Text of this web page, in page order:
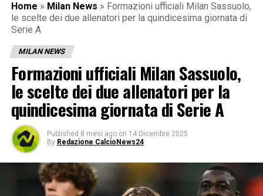
Home » Milan News » Formazioni ufficiali Milan Sassuolo,
le scelte dei due allenatori per la quindicesima giornata di
Serie A
MILAN NEWS
Formazioni ufficiali Milan Sassuolo,
le scelte dei due allenatori per la
quindicesima giornata di Serie A
Published 8 mesi ago on 14 Dicembre 2025
By Redazione CalcioNews24